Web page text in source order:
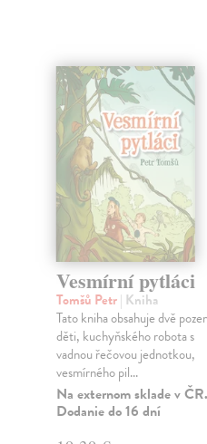
Vesmírní pytláci
Tomšů Petr| Kniha
Tato kniha obsahuje dvě
děti, kuchyňského robota s
vadnou řečovou jednotkou,
vesmírného pil...
Na externom sklade v ČR.
Dodanie do 16 dní